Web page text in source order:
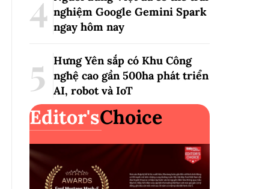
nghiệm Google Gemini Spark
ngay hôm nay
Hưng Yên sắp có Khu Công
nghệ cao gần 500ha phát triển
AI, robot và IoT
Editor'sChoice